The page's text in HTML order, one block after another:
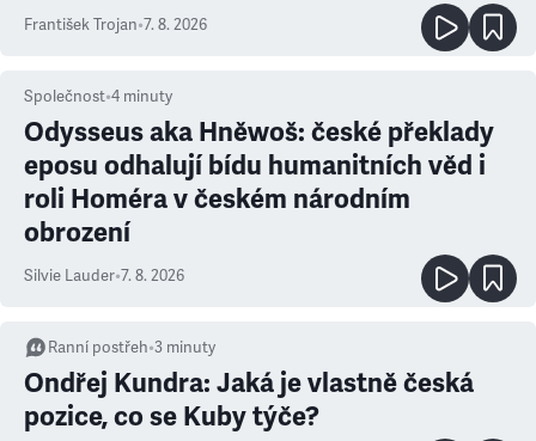
František Trojan•7. 8. 2026
Společnost•4 minuty
Odysseus aka Hněwoš: české překlady
eposu odhalují bídu humanitních věd i
roli Homéra v českém národním
obrození
Silvie Lauder•7. 8. 2026
Ranní postřeh•3 minuty
Ondřej Kundra: Jaká je vlastně česká
pozice, co se Kuby týče?